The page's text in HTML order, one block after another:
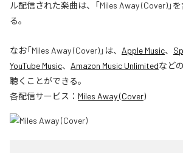
ル配信された楽曲は、「Miles Away (Cover)」
る。
なお「Miles Away (Cover)」は、 Apple Music、
YouTube Music、 Amazon Music Unlimitedなど
聴くことができる。
各配信サービス： Miles Away (Cover)